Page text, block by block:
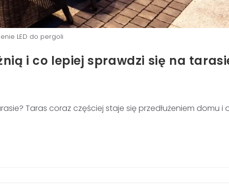
LED do pergoli
i co lepiej sprawdzi się na
Taras coraz częściej staje się przedłużeniem domu i